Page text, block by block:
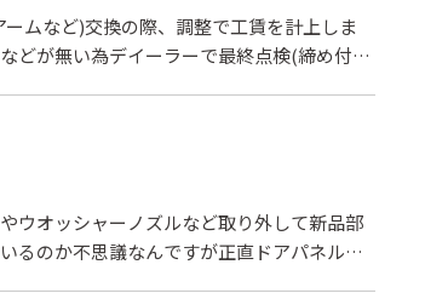
ムなど)交換の際、調整で工賃を計上しま
どが無い為デイーラーで最終点検(締め付
ウオッシャーノズルなど取り外して新品部
るのか不思議なんですが正直ドアパネル交